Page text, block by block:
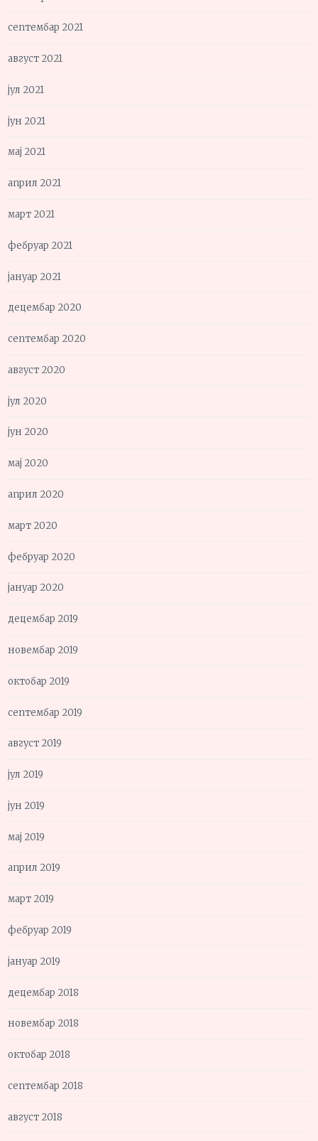
септембар 2021
август 2021
јул 2021
јун 2021
мај 2021
април 2021
март 2021
фебруар 2021
јануар 2021
децембар 2020
септембар 2020
август 2020
јул 2020
јун 2020
мај 2020
април 2020
март 2020
фебруар 2020
јануар 2020
децембар 2019
новембар 2019
октобар 2019
септембар 2019
август 2019
јул 2019
јун 2019
мај 2019
април 2019
март 2019
фебруар 2019
јануар 2019
децембар 2018
новембар 2018
октобар 2018
септембар 2018
август 2018